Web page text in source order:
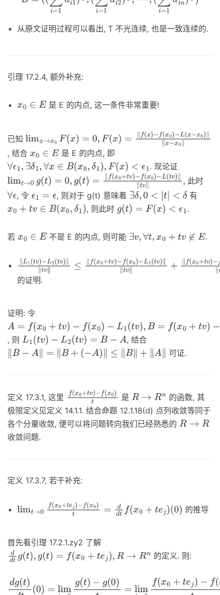
从原文证明过程可以看出, T 不光连续, 也是一致连续的.
引理 17.2.4, 额外补充:
x0 ∈E 是 E 的内点, 这一条件非常重要!
已知 limx→x0 F(x)=0 ,F( x) =‖f(x)
−f(x 0) −L (x− x 0)‖‖x−x 0‖
, 结合 x0 ∈E
是 E 的内点, 即
∀ϵ1, ∃δ1,∀x∈B (x0,δ1) ,F( x) <ϵ1
. 现论证
limt→0g(t)= 0,g (t) =‖f(x 0+ tv)−f(x0)−L(tv)‖‖tv‖
, 此时
∀ϵ, 令 ϵ1=ϵ , 则对于 g(t) 意味着 ∃δ 0 <|t <δ
有
x0 +tv∈ B(x0,δ1) , 则此时 g(t)=F( x)<ϵ1 .
若 x0 ∈E 不是 E 的内点, 则可能 ∃v, ∀t, x0+tv ∉E .
‖L1(tv)
−L2(tv
−
x
的证明.
证明: 令
A= f(x 0+tv
−f(x0)−L1(t v), B=f(x0+ tv
−f(x0) −L (tv )
, 则 L1(tv)− L2 tv)=B− A
, 结合
B− A‖ =‖B +(− A )‖≤‖B ‖+‖A‖ 可证.
定义 17.3.1, 这里 f(x0+tv)
−f(x0)t
是 R→Rn
的函数, 其
极限定义见定义 14.1.1. 结合命题 12.1.18(d) 点列收敛等同于
各个分量收敛, 便可以将问题转向我们已经熟悉的 R→R
收敛问题.
定义 17.3.7, 若干补充:
limt→0f (x0+tej)−f(x0) =d dtf(x0+t ej) (0) 的推导
首先看引理 17.2.1.zy2 了解
ddtg(t), g(t)= f(x 0+tej ),R →Rn 的定义. 则:
dg(t) dt(0 lim →0g(t )−g(0)t= t→ (x0+t ej) −f(x 0)t